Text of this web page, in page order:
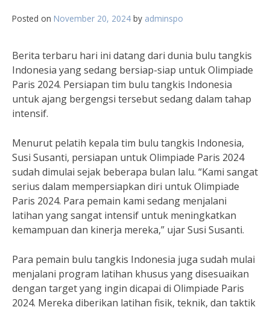
Posted on November 20, 2024 by adminspo
Berita terbaru hari ini datang dari dunia bulu tangkis
Indonesia yang sedang bersiap-siap untuk Olimpiade
Paris 2024. Persiapan tim bulu tangkis Indonesia
untuk ajang bergengsi tersebut sedang dalam tahap
intensif.
Menurut pelatih kepala tim bulu tangkis Indonesia,
Susi Susanti, persiapan untuk Olimpiade Paris 2024
sudah dimulai sejak beberapa bulan lalu. “Kami sangat
serius dalam mempersiapkan diri untuk Olimpiade
Paris 2024. Para pemain kami sedang menjalani
latihan yang sangat intensif untuk meningkatkan
kemampuan dan kinerja mereka,” ujar Susi Susanti.
Para pemain bulu tangkis Indonesia juga sudah mulai
menjalani program latihan khusus yang disesuaikan
dengan target yang ingin dicapai di Olimpiade Paris
2024. Mereka diberikan latihan fisik, teknik, dan taktik